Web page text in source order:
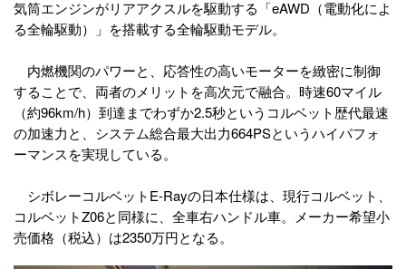
気筒エンジンがリアアクスルを駆動する「eAWD（電動化によ
る全輪駆動）」を搭載する全輪駆動モデル。
内燃機関のパワーと、応答性の高いモーターを緻密に制御
することで、両者のメリットを高次元で融合。時速60マイル
（約96km/h）到達までわずか2.5秒というコルベット歴代最速
の加速力と、システム総合最大出力664PSというハイパフォ
ーマンスを実現している。
シボレーコルベットE-Rayの日本仕様は、現行コルベット、
コルベットZ06と同様に、全車右ハンドル車。メーカー希望小
売価格（税込）は2350万円となる。